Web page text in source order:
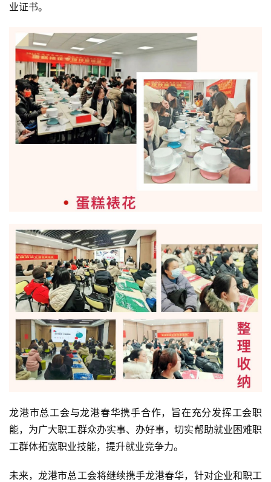
业证书。
龙港市总工会与龙港春华携手合作，旨在充分发挥工会职
能，为广大职工群众办实事、办好事，切实帮助就业困难职
工群体拓宽职业技能，提升就业竞争力。
未来，龙港市总工会将继续携手龙港春华，针对企业和职工